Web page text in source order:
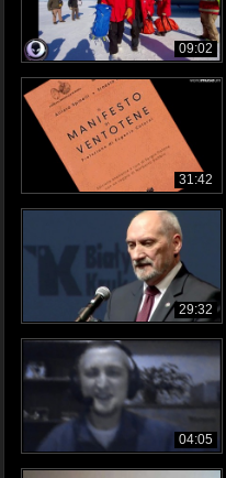
09:02
31:42
29:32
04:05